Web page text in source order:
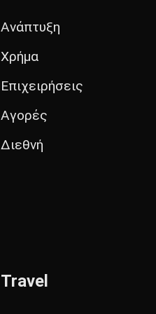
Ανάπτυξη
Χρήμα
Επιχειρήσεις
Αγορές
Διεθνή
Travel